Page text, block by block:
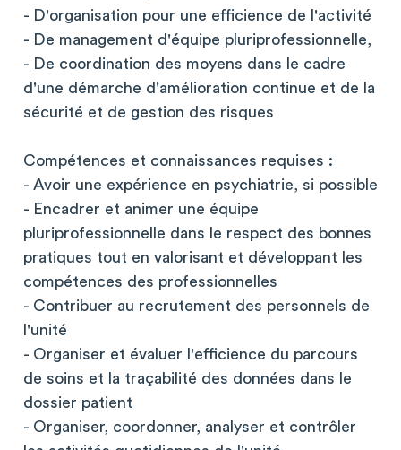
- D'organisation pour une efficience de l'activité
- De management d'équipe pluriprofessionnelle,
- De coordination des moyens dans le cadre
d'une démarche d'amélioration continue et de la
sécurité et de gestion des risques
Compétences et connaissances requises :
- Avoir une expérience en psychiatrie, si possible
- Encadrer et animer une équipe
pluriprofessionnelle dans le respect des bonnes
pratiques tout en valorisant et développant les
compétences des professionnelles
- Contribuer au recrutement des personnels de
l'unité
- Organiser et évaluer l'efficience du parcours
de soins et la traçabilité des données dans le
dossier patient
- Organiser, coordonner, analyser et contrôler